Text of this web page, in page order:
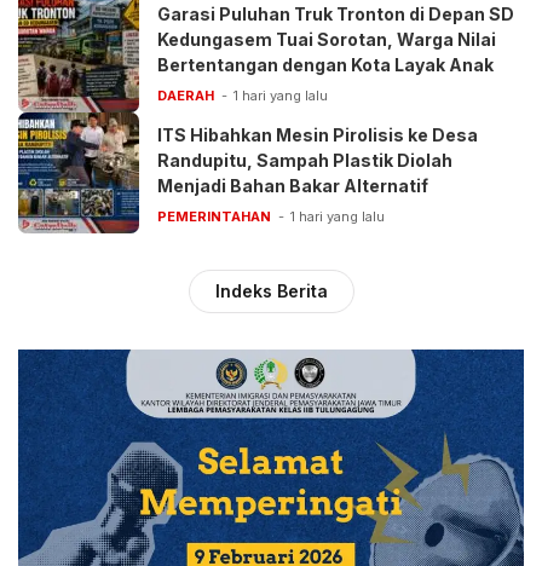
Garasi Puluhan Truk Tronton di Depan SD
Kedungasem Tuai Sorotan, Warga Nilai
Bertentangan dengan Kota Layak Anak
DAERAH 1 hari yang lalu
ITS Hibahkan Mesin Pirolisis ke Desa
Randupitu, Sampah Plastik Diolah
Menjadi Bahan Bakar Alternatif
PEMERINTAHAN 1 hari yang lalu
Indeks Berita